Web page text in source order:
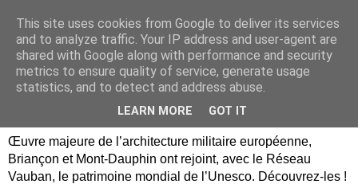
Briançon, Mont-Dauphin,
Vauban Unesco Hautes-
Œuvre majeure de l’architecture militaire européenne,
Briançon et Mont-Dauphin ont rejoint, avec le Réseau
Vauban, le patrimoine mondial de l’Unesco. Découvrez-les !
This site uses cookies from Google to deliver its services
and to analyze traffic. Your IP address and user-agent are
shared with Google along with performance and security
metrics to ensure quality of service, generate usage
statistics, and to detect and address abuse.
LEARN MORE GOT IT